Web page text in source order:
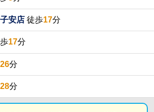
安店 徒歩17分
17分
26分
28分